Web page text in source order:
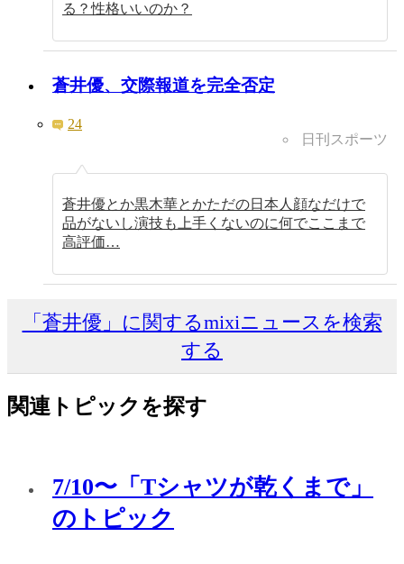
る？性格いいのか？
蒼井優、交際報道を完全否定
24
日刊スポーツ
蒼井優とか黒木華とかただの日本人顔なだけで
品がないし演技も上手くないのに何でここまで
高評価…
「蒼井優」に関するmixiニュースを検索
する
関連トピックを探す
7/10〜「Tシャツが乾くまで」
のトピック